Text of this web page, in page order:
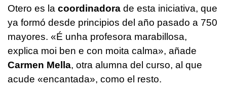
Otero es la coordinadora de esta iniciativa, que
ya formó desde principios del año pasado a 750
mayores. «É unha profesora marabillosa,
explica moi ben e con moita calma», añade
Carmen Mella, otra alumna del curso, al que
acude «encantada», como el resto.